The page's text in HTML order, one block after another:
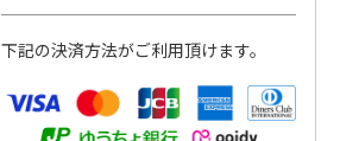
下記の決済方法がご利用頂けます。